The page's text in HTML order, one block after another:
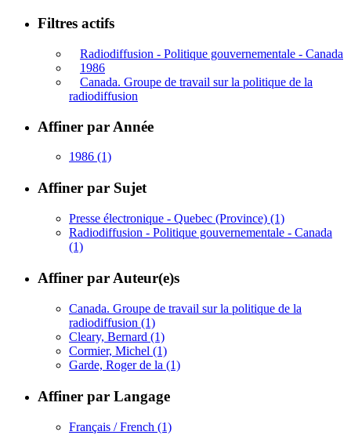
Filtres actifs
Radiodiffusion - Politique gouvernementale - Canada
1986
Canada. Groupe de travail sur la politique de la
radiodiffusion
Affiner par Année
1986 (1)
Affiner par Sujet
Presse électronique - Quebec (Province) (1)
Radiodiffusion - Politique gouvernementale - Canada
(1)
Affiner par Auteur(e)s
Canada. Groupe de travail sur la politique de la
radiodiffusion (1)
Cleary, Bernard (1)
Cormier, Michel (1)
Garde, Roger de la (1)
Affiner par Langage
Français / French (1)